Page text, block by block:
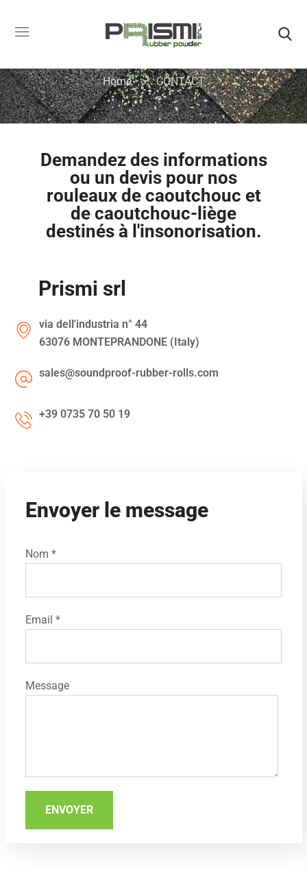
CONTACT
Home CONTACT
Demandez des informations
ou un devis pour nos
rouleaux de caoutchouc et
de caoutchouc-liège
destinés à l'insonorisation.
Prismi srl
via dell'industria n° 44
63076 MONTEPRANDONE (Italy)
sales@soundproof-rubber-rolls.com
+39 0735 70 50 19
Envoyer le message
Nom *
Email *
Message